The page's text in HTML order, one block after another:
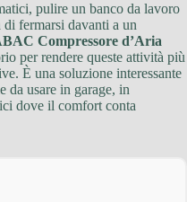
pulire un banco da lavoro
fermarsi davanti a un
Compressore d’Aria
per rendere queste attività più
È una soluzione interessante
da usare in garage, in
dove il comfort conta